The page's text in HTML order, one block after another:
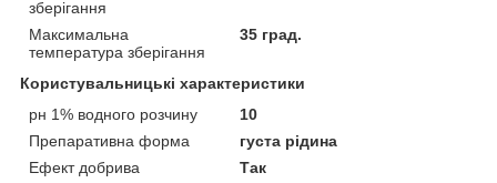
зберігання
Максимальна
температура зберігання
35 град.
Користувальницькі характеристики
рн 1% водного розчину
10
Препаративна форма
густа рідина
Ефект добрива
Так